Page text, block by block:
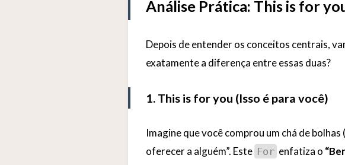
Análise Prática: This is for
Depois de entender os conceitos centrais,
exatamente a diferença entre essas duas?
1. This is for you (Isso é para você)
Imagine que você comprou um chá de
oferecer a alguém”. Este For enfatiza o